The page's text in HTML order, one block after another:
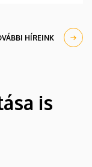
illetve aHÍREINK
is